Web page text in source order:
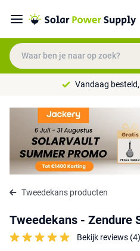
Vandaag besteld,
Tweedekans producten
Tweedekans - Zendure
Bekijk reviews (4)